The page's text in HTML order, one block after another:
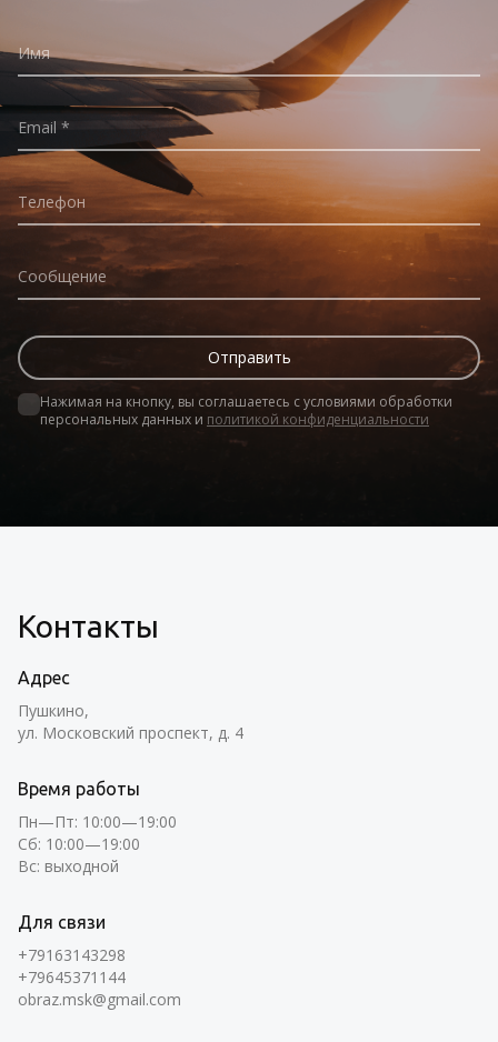
Имя
Email
Телефон
Сообщение
Нажимая на кнопку, вы соглашаетесь с условиями обработки
персональных данных и политикой конфиденциальности
Контакты
Адрес
Пушкино,
ул. Московский проспект, д. 4
Время работы
Пн—Пт: 10:00—19:00
Сб: 10:00—19:00
Вс: выходной
Для связи
+79163143298
+79645371144
obraz.msk@gmail.com